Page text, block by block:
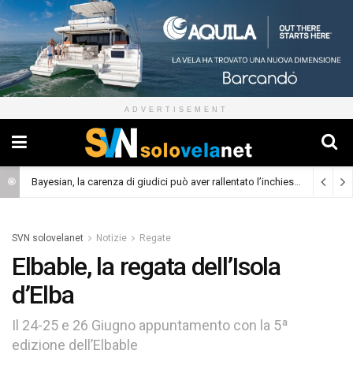
ADVERTISEMENT
Bayesian, la carenza di giudici può aver rallentato l’inchiesta (Cronaca)
SVN solovelanet Notizie Regate
Elbable, la regata dell’Isola
d’Elba
Il 24-25 e 26 Giugno appuntamento con la 5ª
edizione dell’Elbable